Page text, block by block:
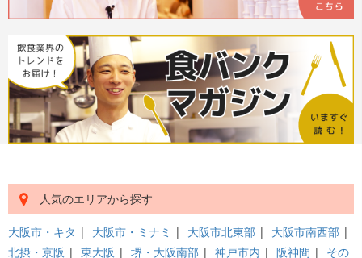
人気のエリアから探す
大阪市・キタ | 大阪市・ミナミ | 大阪市北東部 | 大阪市南西部 |
北摂・京阪 | 東大阪 | 堺・大阪南部 | 神戸市内 | 阪神間 | その